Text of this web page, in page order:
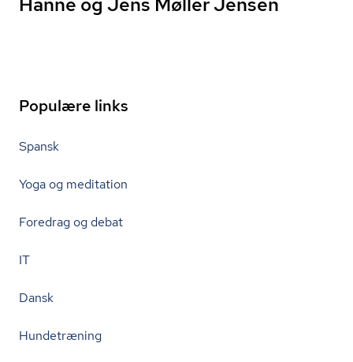
Populære links
Spansk
Yoga og meditation
Foredrag og debat
IT
Dansk
Hundetræning